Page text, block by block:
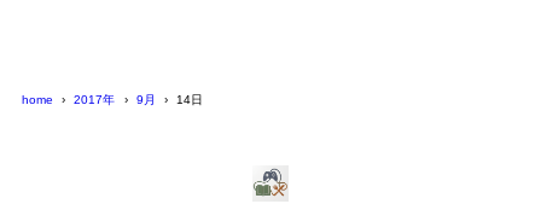
home 2017年 9月 14日